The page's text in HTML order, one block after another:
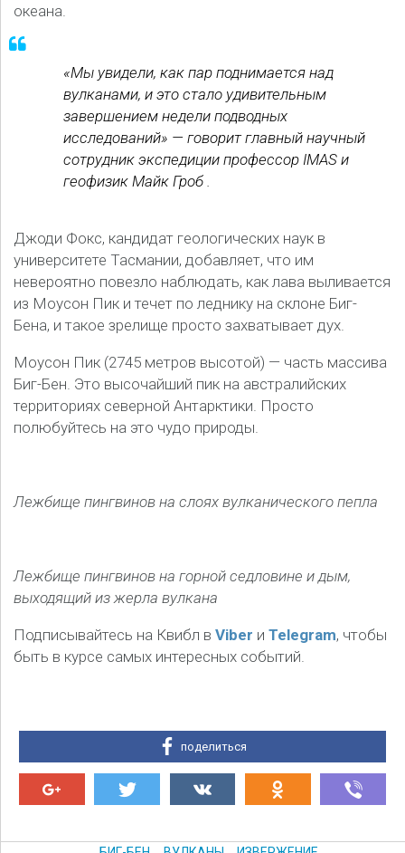
океана.
«Мы увидели, как пар поднимается над
вулканами, и это стало удивительным
завершением недели подводных
исследований» — говорит главный научный
сотрудник экспедиции профессор IMAS и
геофизик Майк Гроб .
Джоди Фокс, кандидат геологических наук в
университете Тасмании, добавляет, что им
невероятно повезло наблюдать, как лава выливается
из Моусон Пик и течет по леднику на склоне Биг-
Бена, и такое зрелище просто захватывает дух.
Моусон Пик (2745 метров высотой) — часть массива
Биг-Бен. Это высочайший пик на австралийских
территориях северной Антарктики. Просто
полюбуйтесь на это чудо природы.
Лежбище пингвинов на слоях вулканического пепла
Лежбище пингвинов на горной седловине и дым,
выходящий из жерла вулкана
Подписывайтесь на Квибл в Viber и Telegram, чтобы
быть в курсе самых интересных событий.
поделиться